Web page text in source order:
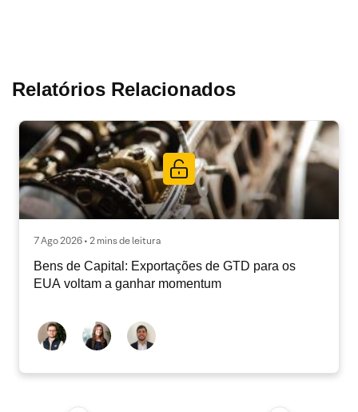
Relatórios Relacionados
7 Ago 2026 • 2 mins de leitura
Bens de Capital: Exportações de GTD para os
EUA voltam a ganhar momentum